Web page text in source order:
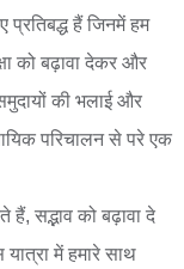
हैं जिनमें हम
को बढ़ावा देकर और
की भलाई और
परिचालन से परे एक
सद्भाव को बढ़ावा दे
में हमारे साथ